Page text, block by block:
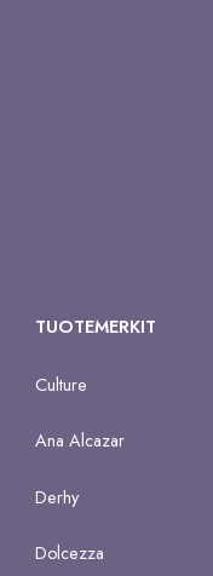
TUOTEMERKIT
Culture
Ana Alcazar
Derhy
Dolcezza